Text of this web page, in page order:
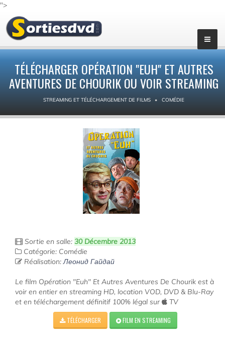
">
TÉLÉCHARGER OPÉRATION "EUH" ET AUTRES
AVENTURES DE CHOURIK OU VOIR STREAMING
STREAMING ET TÉLÉCHARGEMENT DE FILMS COMÉDIE
Sortie en salle: 30 Décembre 2013
Catégorie: Comédie
Réalisation:Леонид Гайдай
Le film Opération "Euh" Et Autres Aventures De Chourik est à
voir en entier en streaming HD, location VOD, DVD & Blu-Ray
et en téléchargement définitif 100% légal sur
TV
TÉLÉCHARGER FILM EN STREAMING